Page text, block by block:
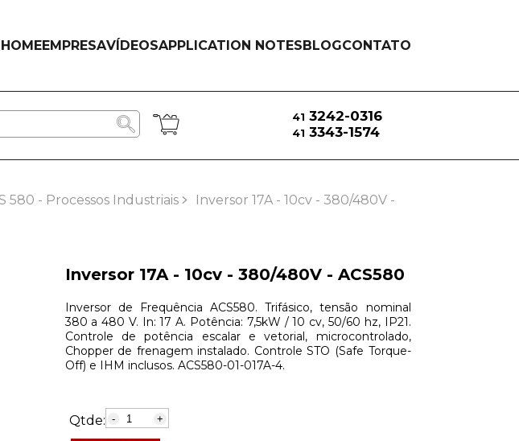
HOMEEMPRESAVÍDEOSAPPLICATION NOTESBLOGCONTATO
41 3242-0316
41 3343-1574
580 - Processos Industriais
Inversor 17A - 10cv - 380/480V -
Inversor 17A - 10cv - 380/480V - ACS580
Inversor de Frequência ACS580. Trifásico, tensão nominal
380 a 480 V. In: 17 A. Potência: 7,5kW / 10 cv, 50/60 hz, IP21.
Controle de potência escalar e vetorial, microcontrolado,
Chopper de frenagem instalado. Controle STO (Safe Torque-
Off) e IHM inclusos. ACS580-01-017A-4.
Qtde: - +